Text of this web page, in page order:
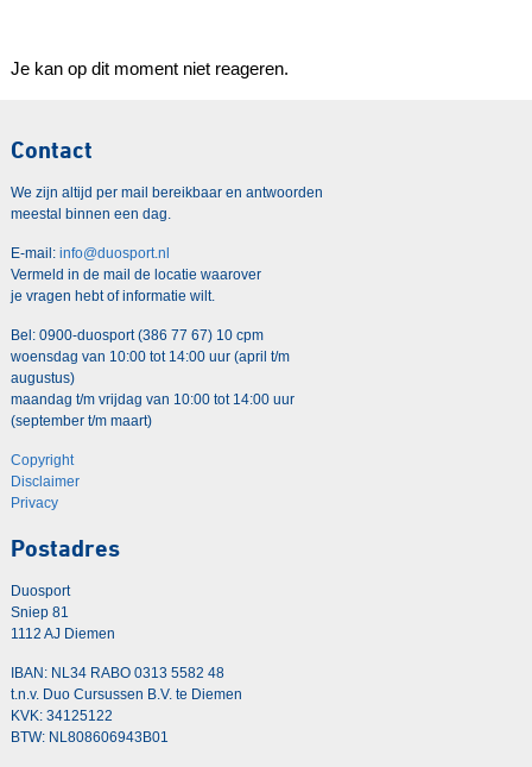
Je kan op dit moment niet reageren.
Contact
We zijn altijd per mail bereikbaar en antwoorden
meestal binnen een dag.
E-mail: info@duosport.nl
Vermeld in de mail de locatie waarover
je vragen hebt of informatie wilt.
Bel: 0900-duosport (386 77 67) 10 cpm
woensdag van 10:00 tot 14:00 uur (april t/m
augustus)
maandag t/m vrijdag van 10:00 tot 14:00 uur
(september t/m maart)
Copyright
Disclaimer
Privacy
Postadres
Duosport
Sniep 81
1112 AJ Diemen
IBAN: NL34 RABO 0313 5582 48
t.n.v. Duo Cursussen B.V. te Diemen
KVK: 34125122
BTW: NL808606943B01